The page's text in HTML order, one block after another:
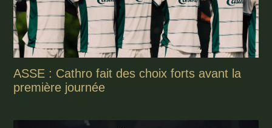
ASSE : Cathro fait des choix forts avant la
première journée